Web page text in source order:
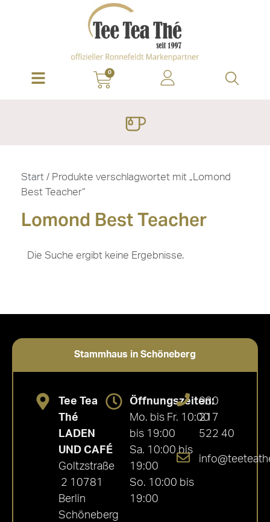
0
Start / Produkte verschlagwortet mit „Lomond
Best Teacher“
Lomond Best Teacher
Die Suche ergibt keine Ergebnisse.
Stammhaus in Schöneberg
Tee Tea
Thé
LADEN
UND CAFÉ
Goltzstraße
2 10781
Berlin
Schöneberg
Öffnungszeiten:
Mo. bis Fr. 10:00
bis 19:00
Sa. 10:00 bis
19:00
So. 10:00 bis
19:00
030
217
522 40